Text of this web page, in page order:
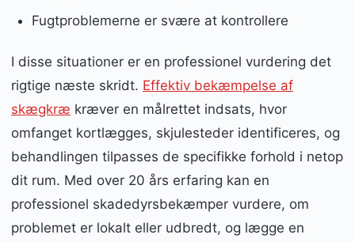
Fugtproblemerne er svære at kontrollere
I disse situationer er en professionel vurdering det
rigtige næste skridt. Effektiv bekæmpelse af
skægkræ kræver en målrettet indsats, hvor
omfanget kortlægges, skjulesteder identificeres, og
behandlingen tilpasses de specifikke forhold i netop
dit rum. Med over 20 års erfaring kan en
professionel skadedyrsbekæmper vurdere, om
problemet er lokalt eller udbredt, og lægge en